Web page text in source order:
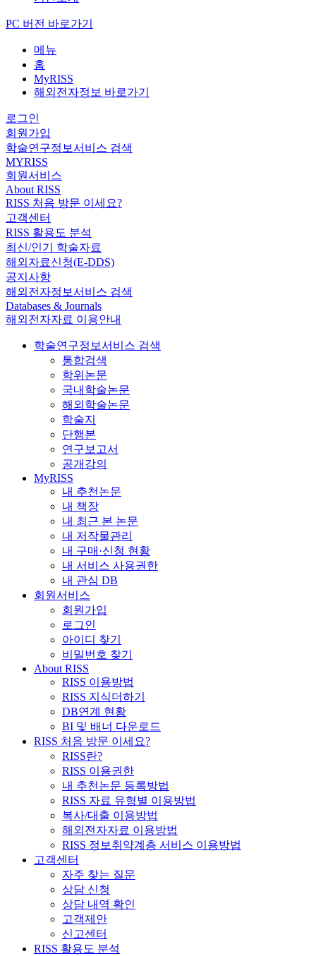
PC 버전 바로가기
메뉴
홈
MyRISS
해외전자정보 바로가기
로그인
회원가입
학술연구정보서비스 검색
MYRISS
회원서비스
About RISS
RISS 처음 방문 이세요?
고객센터
RISS 활용도 분석
최신/인기 학술자료
해외자료신청(E-DDS)
공지사항
해외전자정보서비스 검색
Databases & Journals
해외전자자료 이용안내
학술연구정보서비스 검색
통합검색
학위논문
국내학술논문
해외학술논문
학술지
단행본
연구보고서
공개강의
MyRISS
내 추천논문
내 책장
내 최근 본 논문
내 저작물관리
내 구매·신청 현황
내 서비스 사용권한
내 관심 DB
회원서비스
회원가입
로그인
아이디 찾기
비밀번호 찾기
About RISS
RISS 이용방법
RISS 지식더하기
DB연계 현황
BI 및 배너 다운로드
RISS 처음 방문 이세요?
RISS란?
RISS 이용권한
내 추천논문 등록방법
RISS 자료 유형별 이용방법
복사/대출 이용방법
해외전자자료 이용방법
RISS 정보취약계층 서비스 이용방법
고객센터
자주 찾는 질문
상담 신청
상담 내역 확인
고객제안
신고센터
RISS 활용도 분석